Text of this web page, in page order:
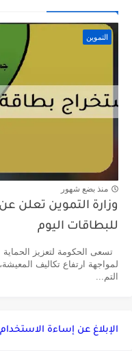
التموين
منذ بضع شهور
للبطاقات اليوم
تسعى الحكومة لتعزيز الحماية
لمواجهة ارتفاع تكاليف
التم...
الإبلاغ عن إساءة الاستخدام